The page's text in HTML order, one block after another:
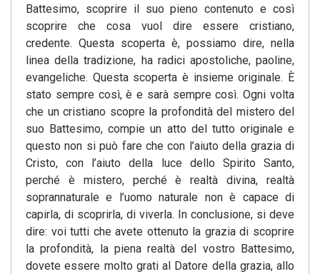
Battesimo, scoprire il suo pieno contenuto e così
scoprire che cosa vuol dire essere cristiano,
credente. Questa scoperta è, possiamo dire, nella
linea della tradizione, ha radici apostoliche, paoline,
evangeliche. Questa scoperta è insieme originale. È
stato sempre così, è e sarà sempre così. Ogni volta
che un cristiano scopre la profondità del mistero del
suo Battesimo, compie un atto del tutto originale e
questo non si può fare che con l’aiuto della grazia di
Cristo, con l’aiuto della luce dello Spirito Santo,
perché è mistero, perché è realtà divina, realtà
soprannaturale e l’uomo naturale non è capace di
capirla, di scoprirla, di viverla. In conclusione, si deve
dire: voi tutti che avete ottenuto la grazia di scoprire
la profondità, la piena realtà del vostro Battesimo,
dovete essere molto grati al Datore della grazia, allo